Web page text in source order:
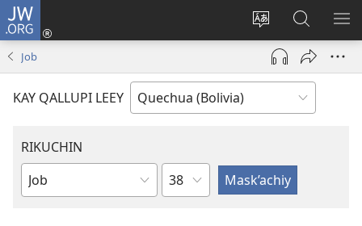
JW.ORG
Change
site
language
Yaykunapaj
(opens
window)
JW.ORG
nisqapi
Job
KAY QALLUPI LEEY
RIKUCHIN
Bibliamanta
Capítulo